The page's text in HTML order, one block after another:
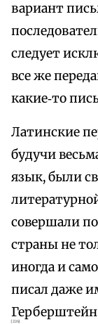
вариант
следует
все же
какие‑то
Латинские
будучи
язык, были
совершали
страны не
иногда и
писал даже
Герберштейн
{224}